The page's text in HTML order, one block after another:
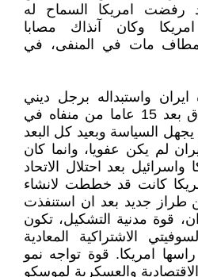
رفضت امريكا السماح له
وكان آنذاك مصابا
مات في المنفى، في
واستبداله برجل ديني
معمم خرج للتو من العراق بعد 15 عاما من منفاه في
السياسة وبعيد كل البعد
لم يكن عفويا، وانما كان
بعد احتلال الاتحاد
كانت قد خططت لانشاء
طراز جديد بعد ان استنفذت
قوة مدنية التشكيل، تكون
الاشتراكية المعادية
راسها امريكا. قوة تواجه نمو
الاقتصادية والعسكرية لموسكو